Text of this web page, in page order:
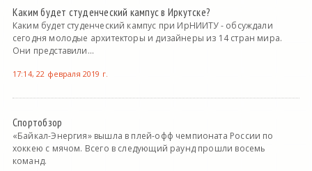
Каким будет студенческий кампус в Иркутске?
Каким будет студенческий кампус при ИрНИИТУ - обсуждали
сегодня молодые архитекторы и дизайнеры из 14 стран мира.
Они представили...
17:14, 22 февраля 2019 г.
Спортобзор
«Байкал-Энергия» вышла в плей-офф чемпионата России по
хоккею с мячом. Всего в следующий раунд прошли восемь
команд.